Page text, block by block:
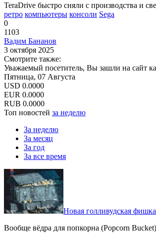
TeraDrive быстро сняли с производства и
ретро компьютеры консоли Sega
0
1103
Вадим Бананов
3 октября 2025
Смотрите также:
Уважаемый посетитель, Вы зашли на сайт
Пятница, 07 Августа
USD 0.0000
EUR 0.0000
RUB 0.0000
Топ новостей за неделю
За неделю
За месяц
За год
За все время
Новая голливудская
Вообще вёдра для попкорна (Popcorn